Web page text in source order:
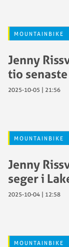
MOUNTAINBIKE
Jenny
tio
2025-10-05 | 21:56
MOUNTAINBIKE
Jenny
seger i
2025-10-04 | 12:58
MOUNTAINBIKE